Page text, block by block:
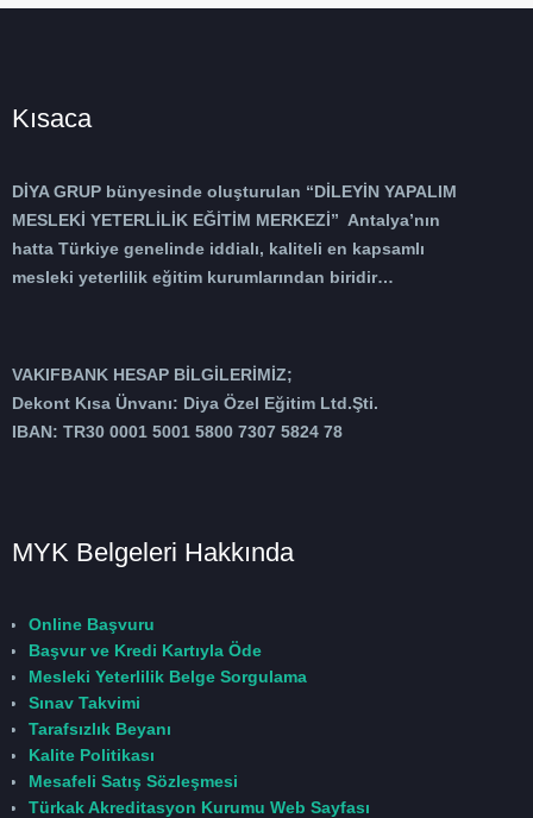
Kısaca
DİYA GRUP bünyesinde oluşturulan “DİLEYİN YAPALIM
MESLEKİ YETERLİLİK EĞİTİM MERKEZİ” Antalya’nın
hatta Türkiye genelinde iddialı, kaliteli en kapsamlı
mesleki yeterlilik eğitim kurumlarından biridir…
VAKIFBANK HESAP BİLGİLERİMİZ;
Dekont Kısa Ünvanı: Diya Özel Eğitim Ltd.Şti.
IBAN: TR30 0001 5001 5800 7307 5824 78
MYK Belgeleri Hakkında
Online Başvuru
Başvur ve Kredi Kartıyla Öde
Mesleki Yeterlilik Belge Sorgulama
Sınav Takvimi
Tarafsızlık Beyanı
Kalite Politikası
Mesafeli Satış Sözleşmesi
Türkak Akreditasyon Kurumu Web Sayfası